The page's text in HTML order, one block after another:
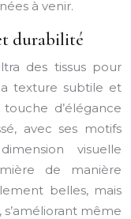
à venir.
durabilité
des tissus pour
texture subtile et
d’élégance
avec ses motifs
visuelle
de manière
belles, mais
même